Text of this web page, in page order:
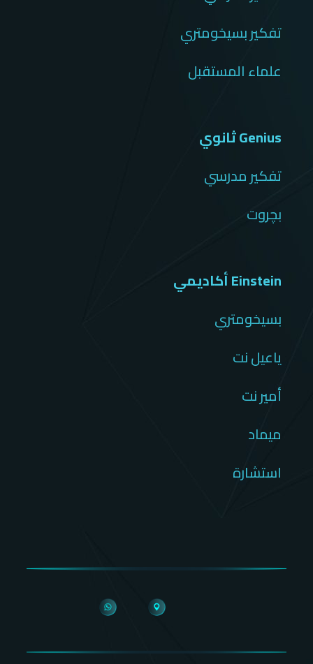
تفكير بسيخومتري
علماء المستقبل
Genius ثانوي
تفكير مدرسي
بچروت
Einstein أكاديمي
بسيخومتري
ياعيل نت
أمير نت
ميماد
استشارة